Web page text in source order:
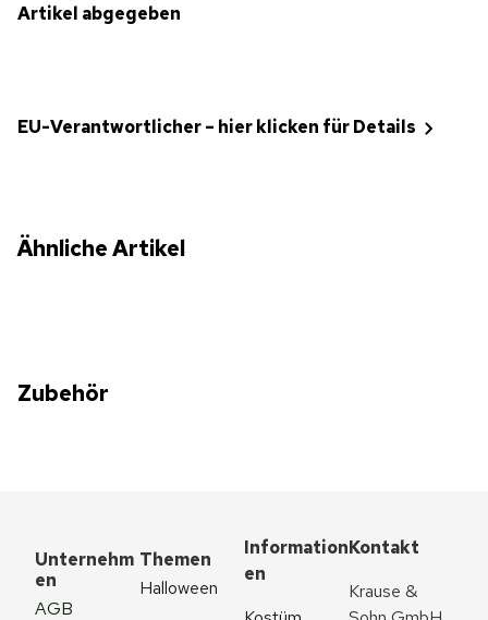
Artikel abgegeben
EU-Verantwortlicher – hier klicken für Details
Ähnliche Artikel
Zubehör
Unternehm
en
AGB
Themen
Halloween
Information
en
Kontakt
Krause &